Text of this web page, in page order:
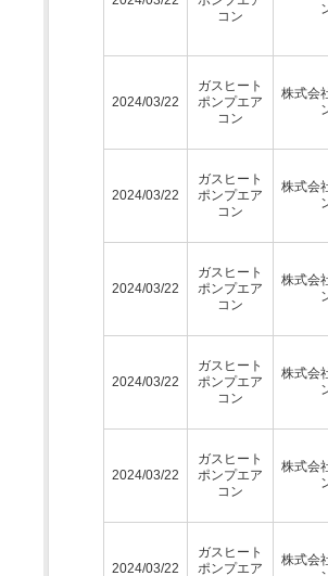
コン
2024/03/22
ガスヒート
ポンプエア
コン
株式会
2024/03/22
ガスヒート
ポンプエア
コン
株式会
2024/03/22
ガスヒート
ポンプエア
コン
株式会
2024/03/22
ガスヒート
ポンプエア
コン
株式会
2024/03/22
ガスヒート
ポンプエア
コン
株式会
2024/03/22
ガスヒート
ポンプエア
株式会